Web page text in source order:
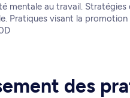
mentale au travail.
Pratiques visant la
des